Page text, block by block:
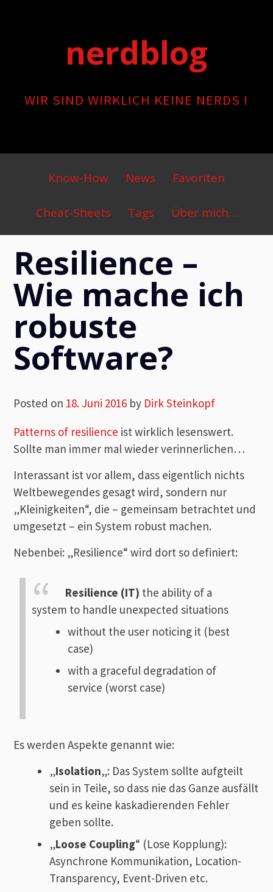
nerdblog
WIR SIND WIRKLICH KEINE NERDS !
Primary
Menu
Know-How News Favoriten
Cheat-Sheets Tags Über mich…
Resilience –
Wie mache ich
robuste
Software?
Posted on 18. Juni 2016 by Dirk Steinkopf
Patterns of resilience ist wirklich lesenswert.
Sollte man immer mal wieder verinnerlichen…
Interassant ist vor allem, dass eigentlich nichts
Weltbewegendes gesagt wird, sondern nur
„Kleinigkeiten“, die – gemeinsam betrachtet und
umgesetzt – ein System robust machen.
Nebenbei: „Resilience“ wird dort so definiert:
Resilience (IT) the ability of a
system to handle unexpected situations
without the user noticing it (best
case)
with a graceful degradation of
service (worst case)
Es werden Aspekte genannt wie:
„Isolation„: Das System sollte aufgteilt
sein in Teile, so dass nie das Ganze ausfällt
und es keine kaskadierenden Fehler
geben sollte.
„Loose Coupling“ (Lose Kopplung):
Asynchrone Kommunikation, Location-
Transparency, Event-Driven etc.